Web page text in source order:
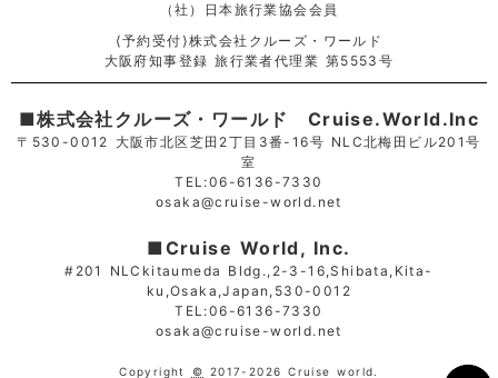
（社）日本旅行業協会会員
⟨予約受付⟩株式会社クルーズ・ワールド
大阪府知事登録 旅行業者代理業 第5553号
■株式会社クルーズ・ワールド Cruise.World.Inc
〒530-0012 大阪市北区芝田2丁目3番-16号 NLC北梅田ビル201号
室
TEL:06-6136-7330
osaka@cruise-world.net
■Cruise World, Inc.
#201 NLCkitaumeda Bldg.,2-3-16,Shibata,Kita-
ku,Osaka,Japan,530-0012
TEL:06-6136-7330
osaka@cruise-world.net
Copyright © 2017-2026 Cruise world.